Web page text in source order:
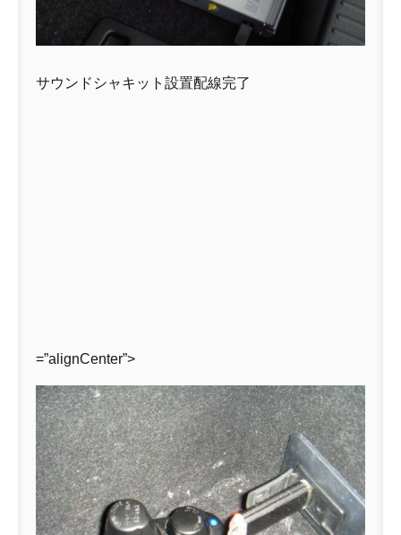
サウンドシャキット設置配線完了
=”alignCenter”>